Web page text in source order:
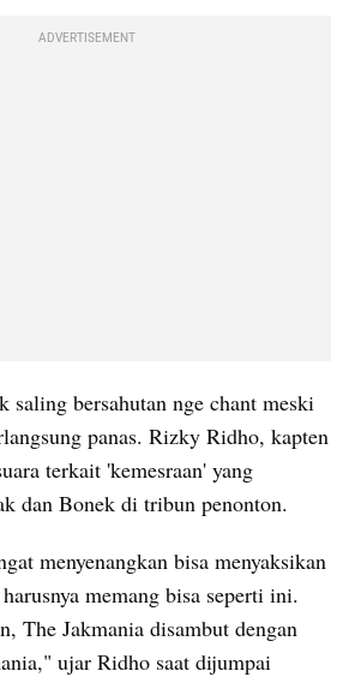
ADVERTISEMENT
saling bersahutan nge chant meski
panas. Rizky Ridho, kapten
terkait 'kemesraan' yang
dan Bonek di tribun penonton.
menyenangkan bisa menyaksikan
memang bisa seperti ini.
The Jakmania disambut dengan
ujar Ridho saat dijumpai